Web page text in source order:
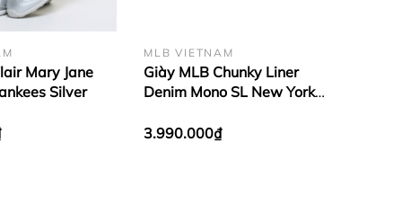
Mary Jane
Silver
MLB VIETNAM
Giày MLB Chunky Liner
Denim Mono SL New York
3.990.000₫